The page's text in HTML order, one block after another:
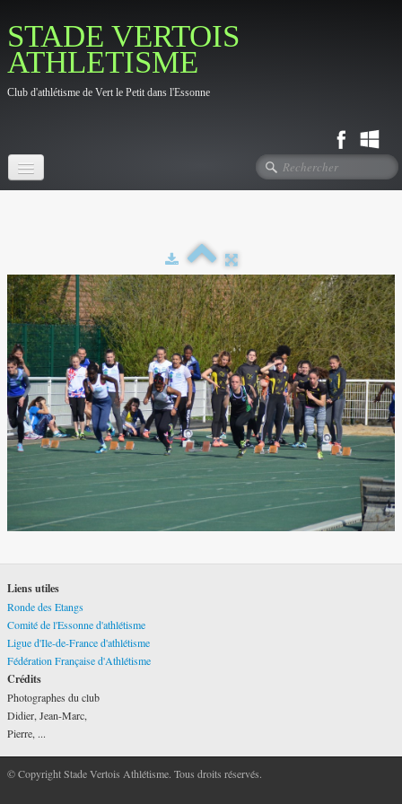
STADE VERTOIS
ATHLETISME
Club d'athlétisme de Vert le Petit dans l'Essonne
Photos▼
Contact
Liens utiles
Ronde des Etangs
Comité de l'Essonne d'athlétisme
Ligue d'Ile-de-France d'athlétisme
Fédération Française d'Athlétisme
Crédits
Photographes du club
Didier, Jean-Marc,
Pierre, ...
© Copyright Stade Vertois Athlétisme. Tous droits réservés.